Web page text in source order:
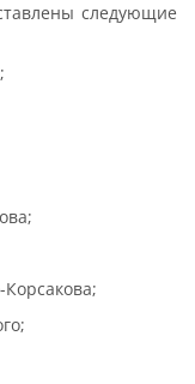
следующие